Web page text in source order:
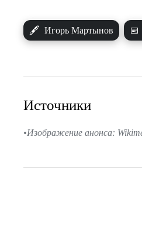
🖋 Игорь Мартынов 📅
Источники
Изображение анонса: